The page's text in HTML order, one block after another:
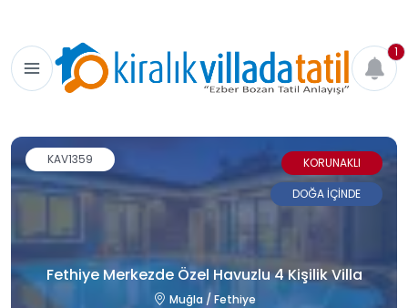
1
Fethiye Merkezde Özel Havuzlu 4 Kişilik Villa
Muğla / Fethiye
KAV1359
KORUNAKLI
DOĞA İÇİNDE